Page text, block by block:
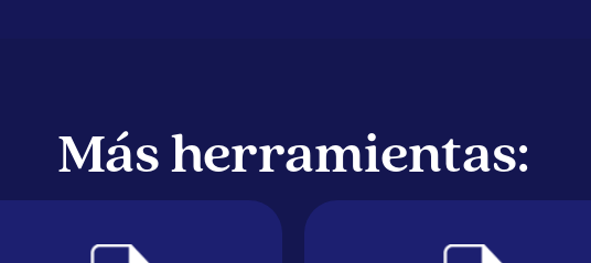
Más herramientas: